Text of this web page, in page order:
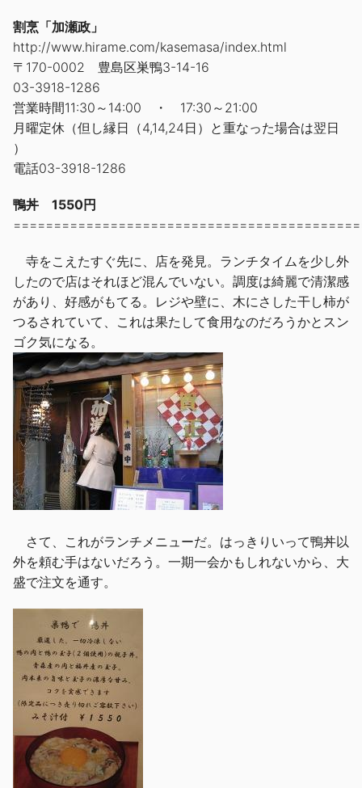
割烹「加瀬政」
http://www.hirame.com/kasemasa/index.html
〒170-0002 豊島区巣鴨3-14-16
03-3918-1286
営業時間11:30～14:00 ・ 17:30～21:00
月曜定休（但し縁日（4,14,24日）と重なった場合は翌日
）
電話03-3918-1286
鴨丼 1550円
寺をこえたすぐ先に、店を発見。ランチタイムを少し外
したので店はそれほど混んでいない。調度は綺麗で清潔感
があり、好感がもてる。レジや壁に、木にさした干し柿が
つるされていて、これは果たして食用なのだろうかとスン
ゴク気になる。
さて、これがランチメニューだ。はっきりいって鴨丼以
外を頼む手はないだろう。一期一会かもしれないから、大
盛で注文を通す。